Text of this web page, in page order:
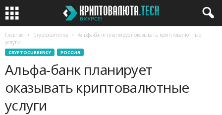
Главная Cryptocurrency
Альфа-банк планирует оказывать криптовалютные
услуги
CRYPTOCURRENCY РОССИЯ
Альфа-банк планирует
оказывать криптовалютные
услуги